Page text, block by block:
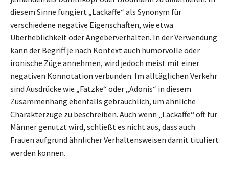
diesem Sinne fungiert „Lackaffe“ als Synonym für
verschiedene negative Eigenschaften, wie etwa
Überheblichkeit oder Angeberverhalten. In der Verwendung
kann der Begriff je nach Kontext auch humorvolle oder
ironische Züge annehmen, wird jedoch meist mit einer
negativen Konnotation verbunden. Im alltäglichen Verkehr
sind Ausdrücke wie „Fatzke“ oder „Adonis“ in diesem
Zusammenhang ebenfalls gebräuchlich, um ähnliche
Charakterzüge zu beschreiben. Auch wenn „Lackaffe“ oft für
Männer genutzt wird, schließt es nicht aus, dass auch
Frauen aufgrund ähnlicher Verhaltensweisen damit tituliert
werden können.